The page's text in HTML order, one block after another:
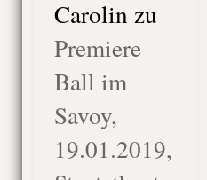
Carolin zu
Premiere
Ball im
Savoy,
19.01.2019,